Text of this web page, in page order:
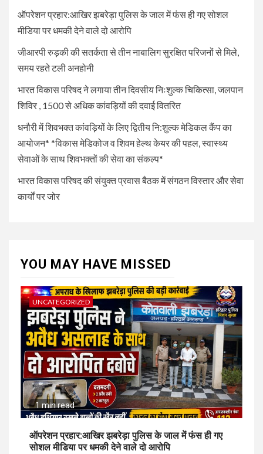
हेल्थ केयर की पहल, स्वास्थ्य सेवाओं
के साथ शिवभक्तों की सेवा का संकल्प*
5
बैठक में संगठन विस्तार और सेवा कार्यों
पर जोर
ऑपरेशन प्रहार:आखिर झबरेड़ा पुलिस के जाल में फंस ही गए सोशल
मीडिया पर धमकी देने वाले दो आरोपि
जीआरपी रुड़की की सतर्कता से तीन नाबालिग सुरक्षित परिजनों से मिले,
समय रहते टली अनहोनी
भारत विकास परिषद ने लगाया तीन दिवसीय निःशुल्क चिकित्सा, जलपान
शिविर , 1500 से अधिक कांवड़ियों की दवाई वितरित
धनौरी में शिवभक्त कांवड़ियों के लिए द्वितीय नि:शुल्क मेडिकल कैंप का
आयोजन* *विकास मेडिकोज व शिवम हेल्थ केयर की पहल, स्वास्थ्य
सेवाओं के साथ शिवभक्तों की सेवा का संकल्प*
भारत विकास परिषद की संयुक्त प्रवास बैठक में संगठन विस्तार और सेवा
कार्यों पर जोर
YOU MAY HAVE MISSED
UNCATEGORIZED
1 min read
ऑपरेशन प्रहार:आखिर झबरेड़ा पुलिस के जाल में फंस ही गए
सोशल मीडिया पर धमकी देने वाले दो आरोपि